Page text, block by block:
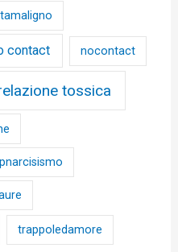
contact nocontact
tossica
trappoledamore